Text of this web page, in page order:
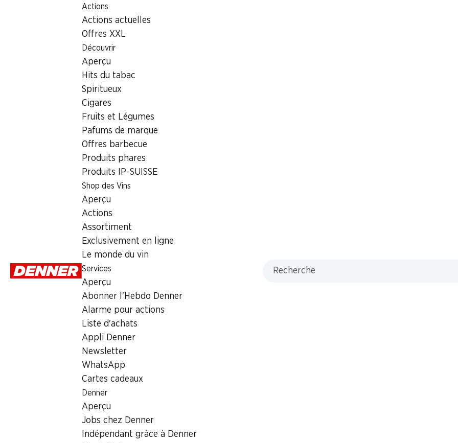
Actions
Actions actuelles
Offres XXL
Découvrir
Aperçu
Hits du tabac
Spiritueux
Cigares
Fruits et Légumes
Pafums de marque
Offres barbecue
Produits phares
Produits IP-SUISSE
Shop des Vins
Aperçu
Actions
Assortiment
Exclusivement en ligne
Le monde du vin
Services
Aperçu
Abonner l'Hebdo Denner
Alarme pour actions
Liste d'achats
Appli Denner
Newsletter
WhatsApp
Cartes cadeaux
Denner
Aperçu
Jobs chez Denner
Indépendant grâce à Denner
Localisateur de succursales
1926 Fully, Centre Commercial Migros
Succursale Denner
Informations sur la liquidation
Télécharger le PDF
Nos offres pour la réouverture
Télécharger le PDF
Nos offres pour la réouverture
Télécharger le PDF
Nos offres pour la réouverture
Télécharger le PDF
Chemin de Provence 4, 1926 Fully
Voir l’itinéraire
Heures d'ouverture